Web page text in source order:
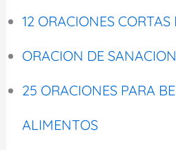
12 ORACIONES
ORACION DE SANACION
25 ORACIONES PARA
ALIMENTOS